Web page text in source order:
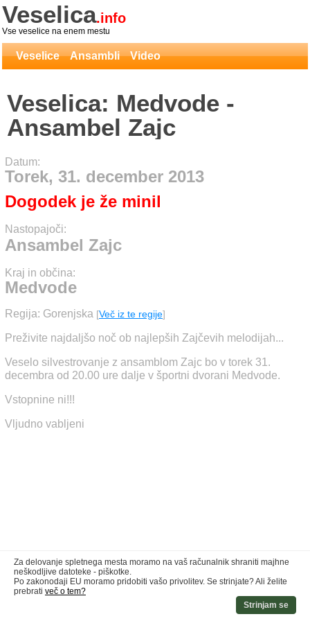
Veselica.info
Vse veselice na enem mestu
Veselice Ansambli Video
Veselica: Medvode -
Ansambel Zajc
Datum:
Torek, 31. december 2013
Dogodek je že minil
Nastopajoči:
Ansambel Zajc
Kraj in občina:
Medvode
Regija: Gorenjska [Več iz te regije]
Preživite najdaljšo noč ob najlepših Zajčevih melodijah...
Veselo silvestrovanje z ansamblom Zajc bo v torek 31.
decembra od 20.00 ure dalje v športni dvorani Medvode.
Vstopnine ni!!!
Vljudno vabljeni
Za delovanje spletnega mesta moramo na vaš računalnik shraniti majhne
neškodljive datoteke - piškotke.
Po zakonodaji EU moramo pridobiti vašo privolitev. Se strinjate? Ali želite
prebrati več o tem?
Strinjam se